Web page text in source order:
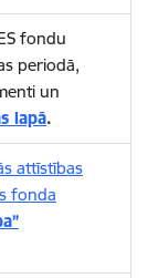
fondu
periodā,
un
lapā.
attīstības
fonda